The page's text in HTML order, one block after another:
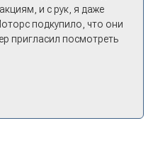
и с рук, я даже
подкупило, что они
пригласил посмотреть
пришли в салон - и в тот
но довольны! Все